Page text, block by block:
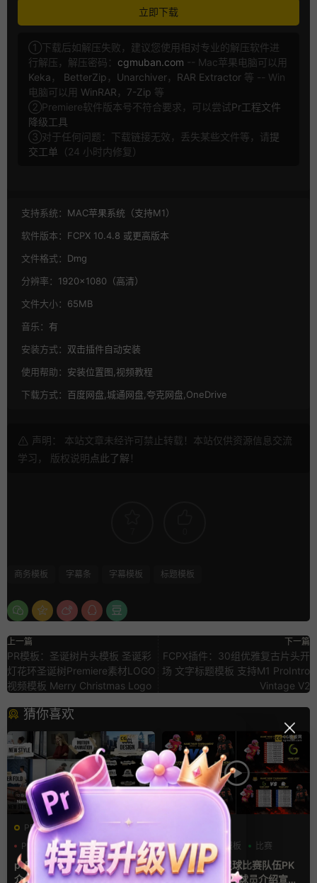
立即下载
①下载后如解压失败，建议您使用相对专业的解压软件进
行解压，解压密码： cgmuban.com -- Mac苹果电脑可以用
Keka ， BetterZip ， Unarchiver， RAR Extractor 等 -- Win
电脑可以用 WinRAR ， 7-Zip 等
②Premiere软件版本号不符合要求，可以尝试Pr工程文件
降级工具
③对于任何问题：下载链接无效，丢失某些文件等，请提
交工单 （24 小时内修复）
支持系统： MAC苹果系统（支持M1）
软件版本： FCPX 10.4.8 或更高版本
文件格式： Dmg
分辨率： 1920×1080（高清）
文件大小： 65MB
音乐： 有
安装方式： 双击插件自动安装
使用帮助： 安装位置图,视频教程
下载方式： 百度网盘,城通网盘,夸克网盘,OneDrive
声明： 本站文章未经许可禁止转载！本站仅供资源信息交流
学习， 版权说明点此了解 ！
商务模板 字幕条 字幕模板 标题模板
上一篇
PR模板：圣诞树片头模板 圣诞彩
灯花环圣诞树Premiere素材LOGO
视频模板 Merry Christmas Logo
下一篇
FCPX插件：30组优雅复古片头开
场 文字标题模板 支持M1 ProIntro
Vintage V2
猜你喜欢
PR基本图形mogrt
PR基本图形
PR字幕模板
人物介绍
pr字幕模板 9组胶带贴纸人物
介绍角标动画PR模版
分数
字幕模板 比赛
ae体育模板 足球比赛队伍PK
比分牌对决卡片球员介绍宣传